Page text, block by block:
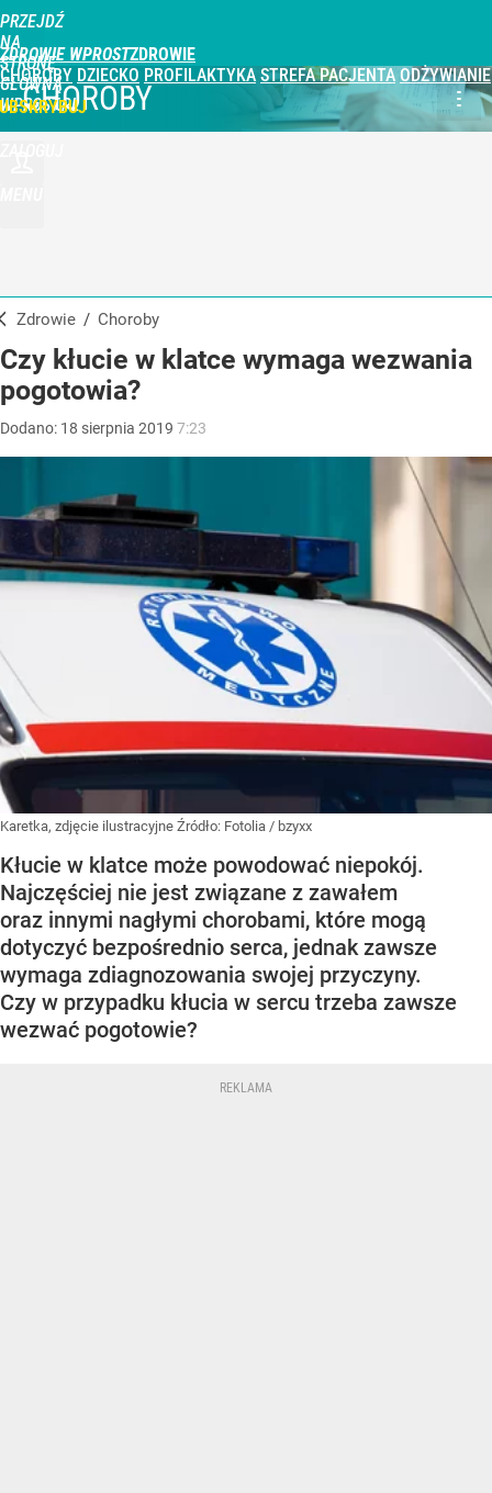
PRZEJDŹ
NA
STRONĘ
GŁÓWNĄ
WPROST.PL
ZDROWIE WPROST
CHOROBY DZIECKO PROFILAKTYKA STREFA PACJENTA ODŻYWIANIE
CHOROBY
Zdrowie / Choroby
Czy kłucie w klatce wymaga wezwania
pogotowia?
Dodano: 18 sierpnia 2019 7:23
Karetka, zdjęcie ilustracyjne Źródło: Fotolia / bzyxx
Kłucie w klatce może powodować niepokój.
Najczęściej nie jest związane z zawałem
oraz innymi nagłymi chorobami, które mogą
dotyczyć bezpośrednio serca, jednak zawsze
wymaga zdiagnozowania swojej przyczyny.
Czy w przypadku kłucia w sercu trzeba zawsze
wezwać pogotowie?